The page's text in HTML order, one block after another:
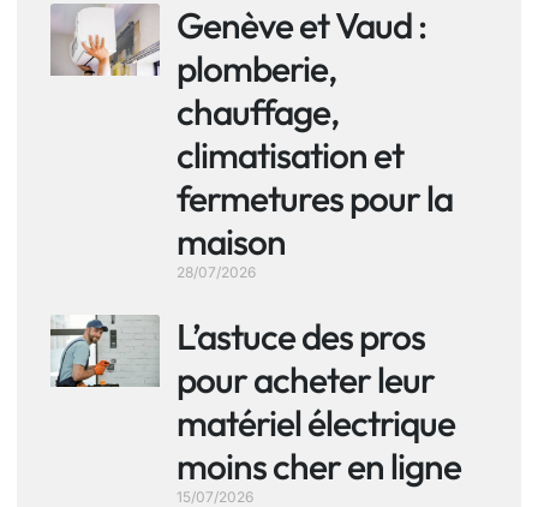
Genève et Vaud :
plomberie,
chauffage,
climatisation et
fermetures pour la
maison
28/07/2026
L’astuce des pros
pour acheter leur
matériel électrique
moins cher en ligne
15/07/2026